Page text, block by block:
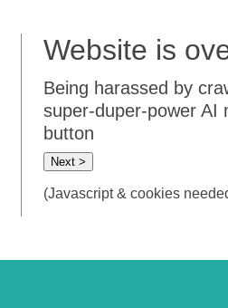
Website is
Being harassed by
super-duper-power AI
button
Next >
(Javascript & cookies